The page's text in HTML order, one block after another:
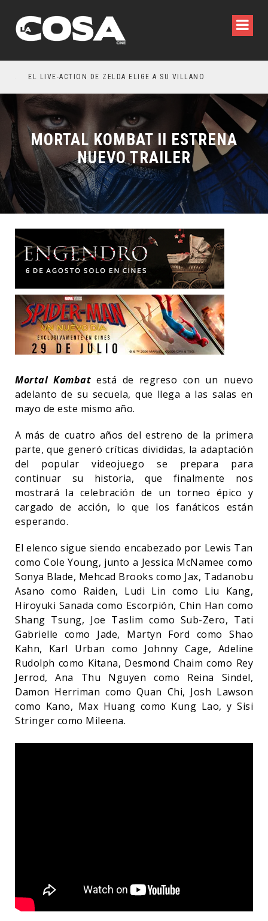
EL LIVE-ACTION DE ZELDA ELIGE A SU VILLANO
MORTAL KOMBAT II ESTRENA
NUEVO TRAILER
Mortal Kombat está de regreso con un nuevo
adelanto de su secuela, que llega a las salas en
mayo de este mismo año.
A más de cuatro años del estreno de la primera
parte, que generó críticas divididas, la adaptación
del popular videojuego se prepara para
continuar su historia, que finalmente nos
mostrará la celebración de un torneo épico y
cargado de acción, lo que los fanáticos están
esperando.
El elenco sigue siendo encabezado por Lewis Tan
como Cole Young, junto a Jessica McNamee como
Sonya Blade, Mehcad Brooks como Jax, Tadanobu
Asano como Raiden, Ludi Lin como Liu Kang,
Hiroyuki Sanada como Escorpión, Chin Han como
Shang Tsung, Joe Taslim como Sub-Zero, Tati
Gabrielle como Jade, Martyn Ford como Shao
Kahn, Karl Urban como Johnny Cage, Adeline
Rudolph como Kitana, Desmond Chaim como Rey
Jerrod, Ana Thu Nguyen como Reina Sindel,
Damon Herriman como Quan Chi, Josh Lawson
como Kano, Max Huang como Kung Lao, y Sisi
Stringer como Mileena.